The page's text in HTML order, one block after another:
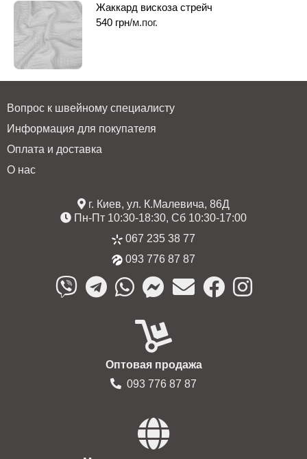
Жаккард вискоза стрейч
540 грн/м.пог.
Вопрос к швейному специалисту
Информация для покупателя
Оплата и доставка
О нас
г. Киев, ул. К.Малевича, 86Д
Пн-Пт 10:30-18:30, Сб 10:30-17:00
067 235 38 77
093 776 87 87
Оптовая продажа
093 776 87 87